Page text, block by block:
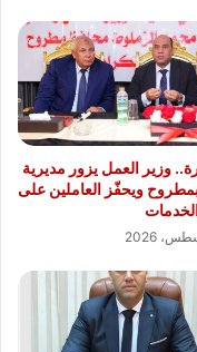
وزير العمل يزور مديرية
ويحفّز العاملين على